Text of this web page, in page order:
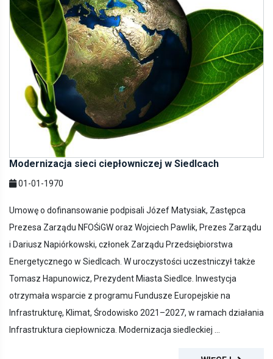
Modernizacja sieci ciepłowniczej w Siedlcach
01-01-1970
Umowę o dofinansowanie podpisali Józef Matysiak, Zastępca
Prezesa Zarządu NFOŚiGW oraz Wojciech Pawlik, Prezes Zarządu
i Dariusz Napiórkowski, członek Zarządu Przedsiębiorstwa
Energetycznego w Siedlcach. W uroczystości uczestniczył także
Tomasz Hapunowicz, Prezydent Miasta Siedlce. Inwestycja
otrzymała wsparcie z programu Fundusze Europejskie na
Infrastrukturę, Klimat, Środowisko 2021–2027, w ramach działania
Infrastruktura ciepłownicza. Modernizacja siedleckiej ...